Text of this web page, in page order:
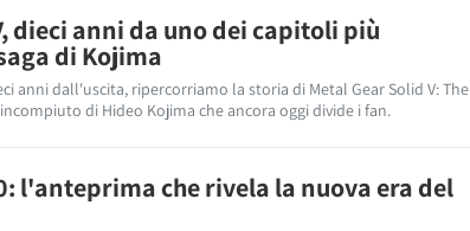
dieci anni da uno dei capitoli più
di Kojima
anni dall'uscita, ripercorriamo la storia di Metal Gear Solid V: The
di Hideo Kojima che ancora oggi divide i fan.
l'anteprima che rivela la nuova era del